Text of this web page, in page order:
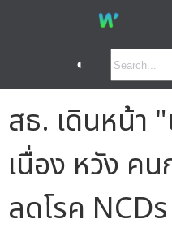
◐
สธ. เดินหน้า
เนื่อง หวัง ค
ลดโรค NCDs